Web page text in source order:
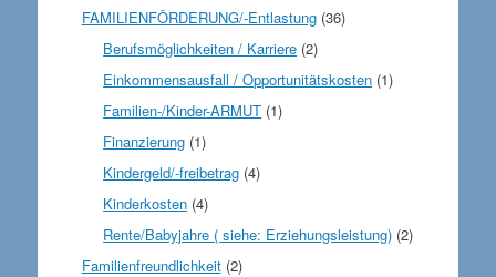
FAMILIENFÖRDERUNG/-Entlastung(36)
Berufsmöglichkeiten / Karriere (2)
Einkommensausfall / Opportunitätskosten (1)
Familien-/Kinder-ARMUT (1)
Finanzierung (1)
Kindergeld/-freibetrag (4)
Kinderkosten (4)
Rente/Babyjahre ( siehe: Erziehungsleistung) (2)
Familienfreundlichkeit(2)